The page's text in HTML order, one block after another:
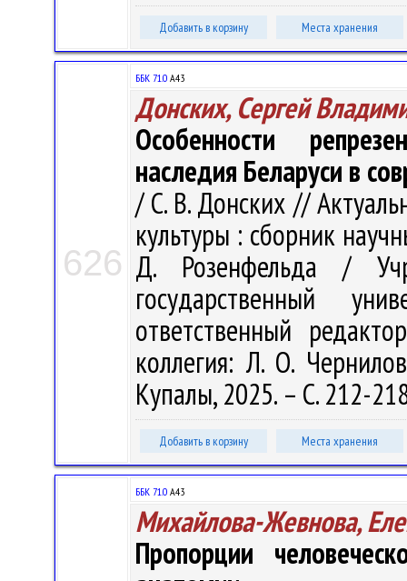
Добавить в корзину Места хранения
626
ББК 71.0 А43
Донских, Сергей
Особенности
наследия Беларуси в
/ С. В. Донских //
культуры : сборник
Д. Розенфельда /
государственный
ответственный
коллегия: Л. О.
Купалы, 2025. – С. 212-
Добавить в корзину Места хранения
ББК 71.0 А43
Михайлова-Жевнова,
Пропорции